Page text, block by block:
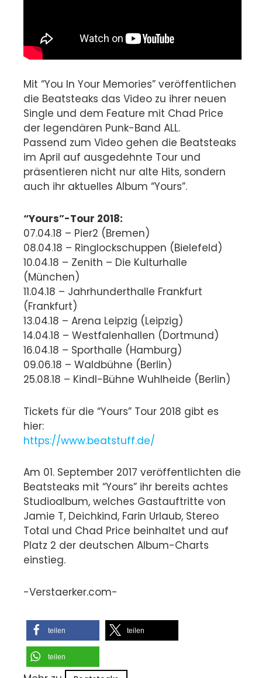
Mit “You In Your Memories” veröffentlichen
die Beatsteaks das Video zu ihrer neuen
Single und dem Feature mit Chad Price
der legendären Punk-Band ALL.
Passend zum Video gehen die Beatsteaks
im April auf ausgedehnte Tour und
präsentieren nicht nur alte Hits, sondern
auch ihr aktuelles Album “Yours”.
“Yours”-Tour 2018:
07.04.18 – Pier2 (Bremen)
08.04.18 – Ringlockschuppen (Bielefeld)
10.04.18 – Zenith – Die Kulturhalle
(München)
11.04.18 – Jahrhunderthalle Frankfurt
(Frankfurt)
13.04.18 – Arena Leipzig (Leipzig)
14.04.18 – Westfalenhallen (Dortmund)
16.04.18 – Sporthalle (Hamburg)
09.06.18 – Waldbühne (Berlin)
25.08.18 – Kindl-Bühne Wuhlheide (Berlin)
Tickets für die “Yours” Tour 2018 gibt es
hier:
https://www.beatstuff.de/
Am 01. September 2017 veröffentlichten die
Beatsteaks mit “Yours” ihr bereits achtes
Studioalbum, welches Gastauftritte von
Jamie T, Deichkind, Farin Urlaub, Stereo
Total und Chad Price beinhaltet und auf
Platz 2 der deutschen Album-Charts
einstieg.
-Verstaerker.com-
teilen teilen
teilen